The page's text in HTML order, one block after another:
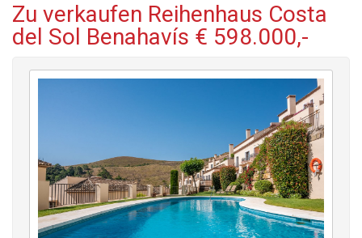
Zu verkaufen Reihenhaus Costa
del Sol Benahavís € 598.000,-